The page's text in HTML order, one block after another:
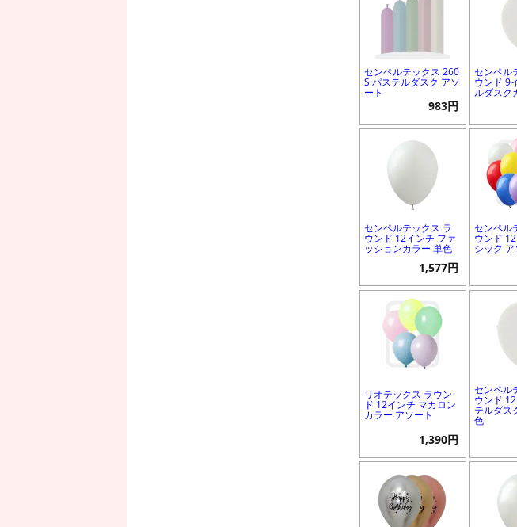
センペルテックス 260
S パステルダスク アソ
ート
983円
センペル
ウンド 9
ルダスク
センペルテックス ラ
ウンド 12インチ ファ
ッションカラー 単色
1,577円
センペル
ウンド
シック ア
リオテックス ラウン
ド 12インチ マカロン
カラー アソート
1,390円
センペル
ウンド
テルダス
色